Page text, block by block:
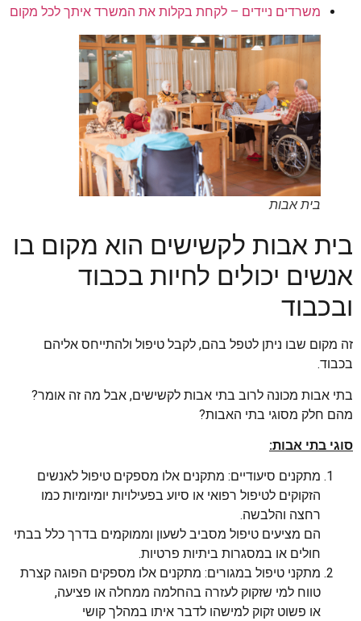
משרדים ניידים – לקחת בקלות את המשרד איתך לכל מקום
בית אבות
בית אבות לקשישים הוא מקום בו
אנשים יכולים לחיות בכבוד
ובכבוד
זה מקום שבו ניתן לטפל בהם, לקבל טיפול ולהתייחס אליהם
בכבוד.
בתי אבות מכונה לרוב בתי אבות לקשישים, אבל מה זה אומר?
מהם חלק מסוגי בתי האבות?
סוגי בתי אבות:
מתקנים סיעודיים: מתקנים אלו מספקים טיפול לאנשים
הזקוקים לטיפול רפואי או סיוע בפעילויות יומיומיות כמו
רחצה והלבשה.
הם מציעים טיפול מסביב לשעון וממוקמים בדרך כלל בבתי
חולים או במסגרות ביתיות פרטיות.
מתקני טיפול במגורים: מתקנים אלו מספקים הפוגה קצרת
טווח למי שזקוק לעזרה בהחלמה ממחלה או פציעה,
או פשוט זקוק למישהו לדבר איתו במהלך קושי